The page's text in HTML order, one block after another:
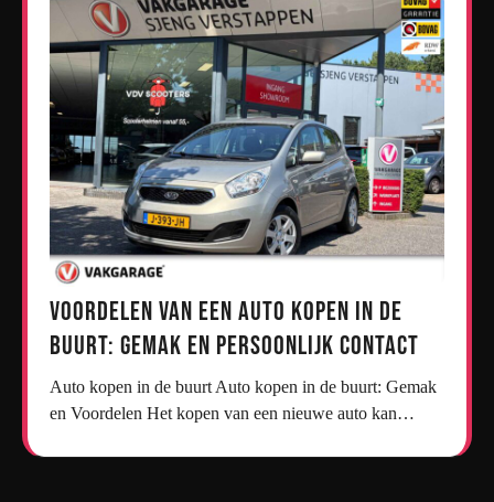
Voordelen van een Auto Kopen in de
Buurt: Gemak en Persoonlijk Contact
Auto kopen in de buurt Auto kopen in de buurt: Gemak
en Voordelen Het kopen van een nieuwe auto kan…